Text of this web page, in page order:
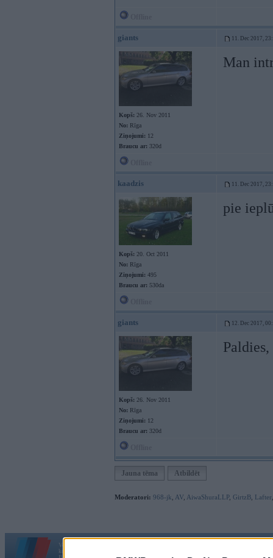
giants 11. Dec 2017,
Kopš: 26. Nov 2011
No: Rīga
Ziņojumi: 12
Braucu ar: 320d
Man
kaadzis 11. Dec 2017,
Kopš: 20. Oct 2011
No: Rīga
Ziņojumi: 495
Braucu ar: 530da
pie
giants 12. Dec 2017,
Kopš: 26. Nov 2011
No: Rīga
Ziņojumi: 12
Braucu ar: 320d
Jauna tēma Atbildēt
Moderatori: 968-jk AV AiwaShuraLLP, GirtzB Lafter
Vortāls BMWPower.lv darbojas
kopš 2002. gada 14. maija. Tas nav auto klubs un nav saistīts ar
|